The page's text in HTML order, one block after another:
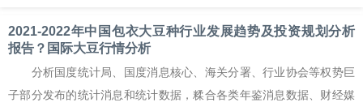
2021-2022年中国包衣大豆种行业发展趋势及投资规划分析
报告？国际大豆行情分析
分析国度统计局、国度消息核心、海关分署、行业协会等权势巨
子部分发布的统计消息和统计数据，糅合各类年鉴消息数据、财经媒